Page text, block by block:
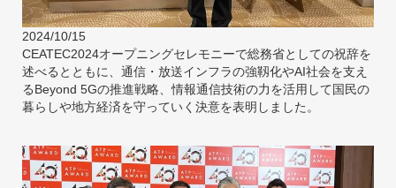
2024/10/15
CEATEC2024オープニングセレモニーで総務省としての祝辞を
述べるとともに、通信・放送インフラの強靱化やAI社会を支え
るBeyond 5Gの推進戦略、情報通信技術の力を活用して国民の
暮らしや地方経済を守っていく決意を表明しました。